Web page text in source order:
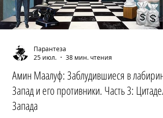
Амин Маалуф: Заблудившиеся в
Запад и его противники. Часть 3: Цитадель
Запада
Парантеза
25 июл.
38 мин. чтения